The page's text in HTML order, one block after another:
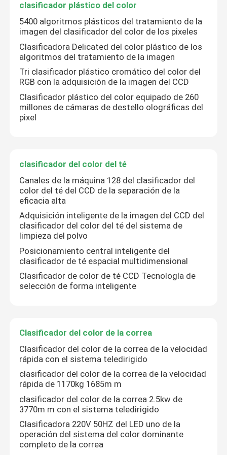
clasificador plástico del color
clasificador del color del té
Clasificador del color de la correa
Clasificadora infrarroja
Clasificador del color de maíz
clasificador plástico del color
5400 algoritmos plásticos del tratamiento de la
imagen del clasificador del color de los pixeles
Clasificadora Delicated del color plástico de los
algoritmos del tratamiento de la imagen
Tri clasificador plástico cromático del color del
RGB con la adquisición de la imagen del CCD
Clasificador plástico del color equipado de 260
millones de cámaras de destello olográficas del
pixel
clasificador del color del té
Canales de la máquina 128 del clasificador del
color del té del CCD de la separación de la
eficacia alta
Adquisición inteligente de la imagen del CCD del
clasificador del color del té del sistema de
limpieza del polvo
Posicionamiento central inteligente del
clasificador de té espacial multidimensional
Clasificador de color de té CCD Tecnología de
selección de forma inteligente
Clasificador del color de la correa
Clasificador del color de la correa de la velocidad
rápida con el sistema teledirigido
clasificador del color de la correa de la velocidad
rápida de 1170kg 1685m m
clasificador del color de la correa 2.5kw de
3770m m con el sistema teledirigido
Clasificadora 220V 50HZ del LED uno de la
operación del sistema del color dominante
completo de la correa